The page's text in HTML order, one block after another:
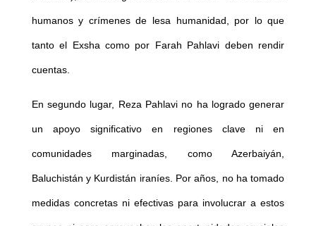
humanos y crímenes de lesa humanidad, por lo que
tanto el Exsha como por Farah Pahlavi deben rendir
cuentas.
En segundo lugar, Reza Pahlavi no ha logrado generar
un apoyo significativo en regiones clave ni en
comunidades marginadas, como Azerbaiyán,
Baluchistán y Kurdistán iraníes. Por años, no ha tomado
medidas concretas ni efectivas para involucrar a estos